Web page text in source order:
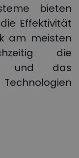
bieten
Effektivität
am meisten
die
und das